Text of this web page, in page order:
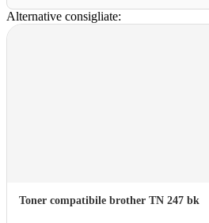
Alternative consigliate:
Toner compatibile brother TN 247 bk